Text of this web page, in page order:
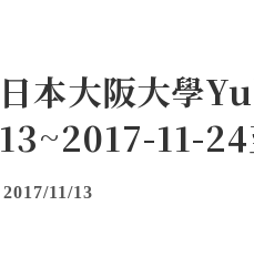
日本大阪大學
13~2017-11-
2017/11/13